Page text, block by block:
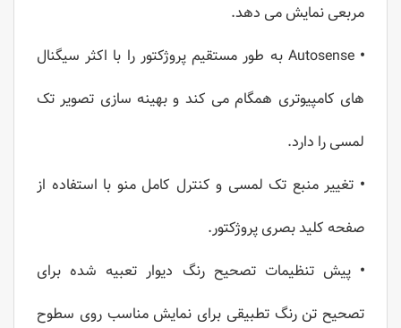
مربعی نمایش می دهد.
•
Autosense به طور مستقیم پروژکتور را با اکثر سیگنال
های کامپیوتری همگام می کند و بهینه سازی تصویر تک
لمسی را دارد.
• تغییر منبع تک لمسی و کنترل کامل منو با استفاده از
صفحه کلید بصری پروژکتور.
•پیش تنظیمات تصحیح رنگ دیوار تعبیه شده برای
تصحیح تن رنگ تطبیقی ​​برای نمایش مناسب روی سطوح